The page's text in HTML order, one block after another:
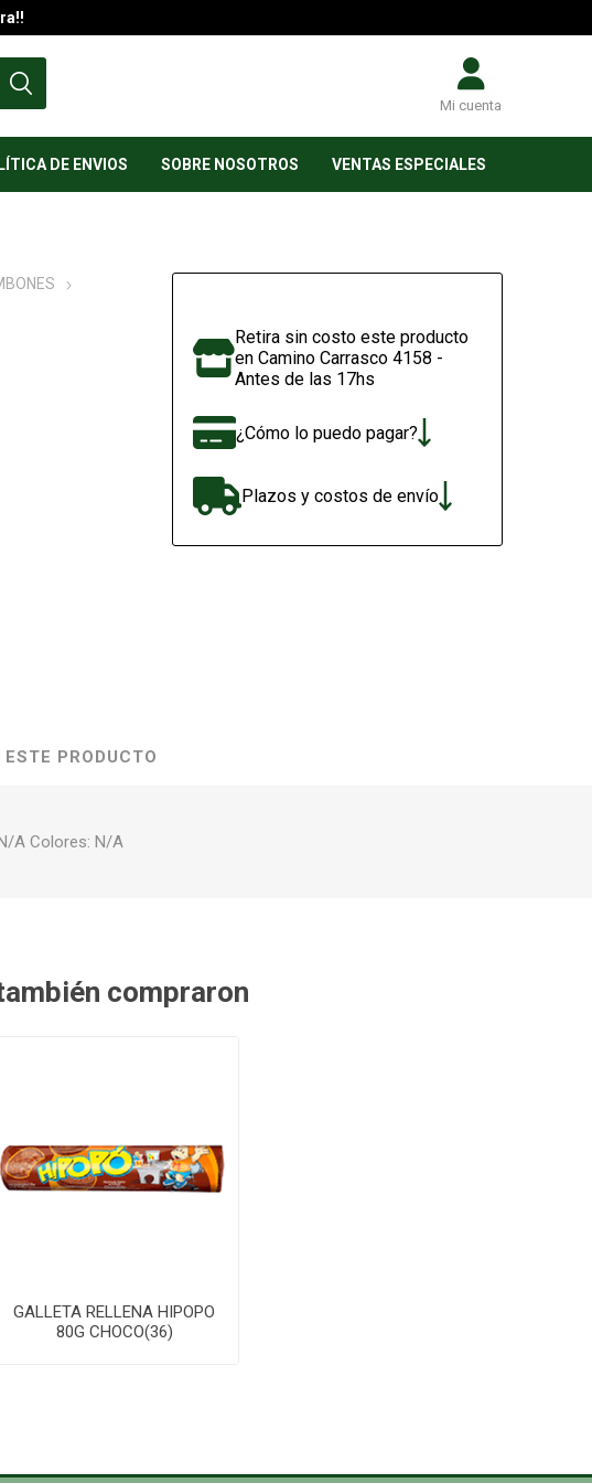
Mi cuenta
DE ENVIOS SOBRE NOSOTROS VENTAS ESPECIALES
Retira sin costo este producto
en Camino Carrasco 4158 -
Antes de las 17hs
¿Cómo lo puedo pagar?
Plazos y costos de envío
PRODUCTO
A Colores: N/A
compraron
GALLETA RELLENA HIPOPO
80G CHOCO(36)